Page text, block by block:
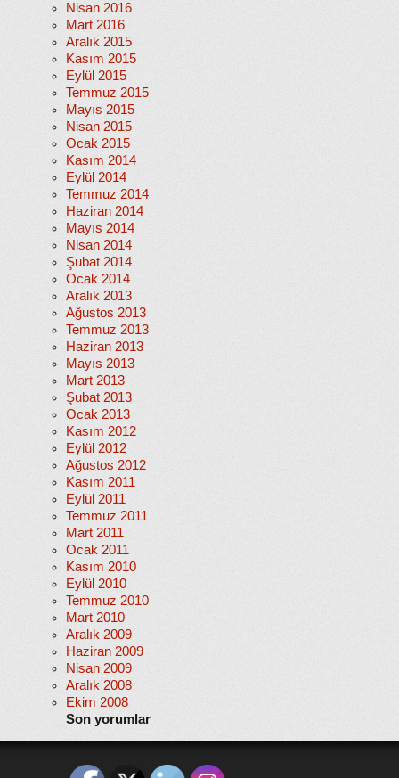
Nisan 2016
Mart 2016
Aralık 2015
Kasım 2015
Eylül 2015
Temmuz 2015
Mayıs 2015
Nisan 2015
Ocak 2015
Kasım 2014
Eylül 2014
Temmuz 2014
Haziran 2014
Mayıs 2014
Nisan 2014
Şubat 2014
Ocak 2014
Aralık 2013
Ağustos 2013
Temmuz 2013
Haziran 2013
Mayıs 2013
Mart 2013
Şubat 2013
Ocak 2013
Kasım 2012
Eylül 2012
Ağustos 2012
Kasım 2011
Eylül 2011
Temmuz 2011
Mart 2011
Ocak 2011
Kasım 2010
Eylül 2010
Temmuz 2010
Mart 2010
Aralık 2009
Haziran 2009
Nisan 2009
Aralık 2008
Ekim 2008
Son yorumlar